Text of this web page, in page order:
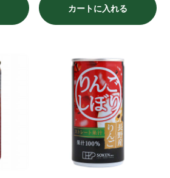
カートに入れる